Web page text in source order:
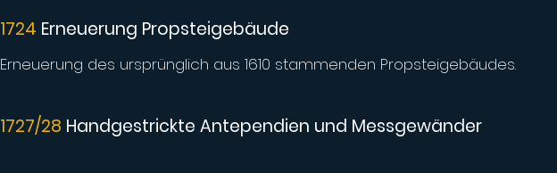
1724 Erneuerung Propsteigebäude
Erneuerung des ursprünglich aus 1610 stammenden Propsteigebäudes.
1727/28 Handgestrickte Antependien und Messgewänder